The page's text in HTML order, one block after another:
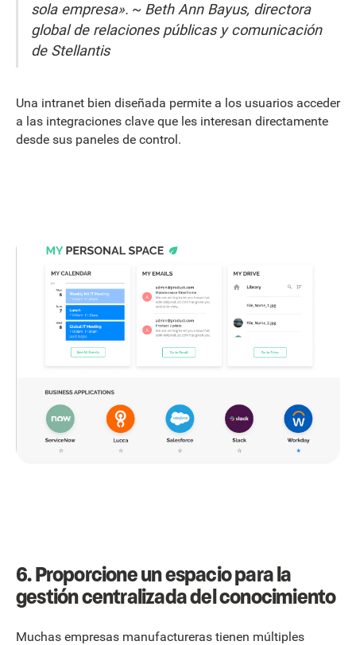
sola empresa». ~ Beth Ann Bayus, directora
global de relaciones públicas y comunicación
de Stellantis
Una intranet bien diseñada permite a los usuarios acceder
a las integraciones clave que les interesan directamente
desde sus paneles de control.
6. Proporcione un espacio para la
gestión centralizada del conocimiento
Muchas empresas manufactureras tienen múltiples